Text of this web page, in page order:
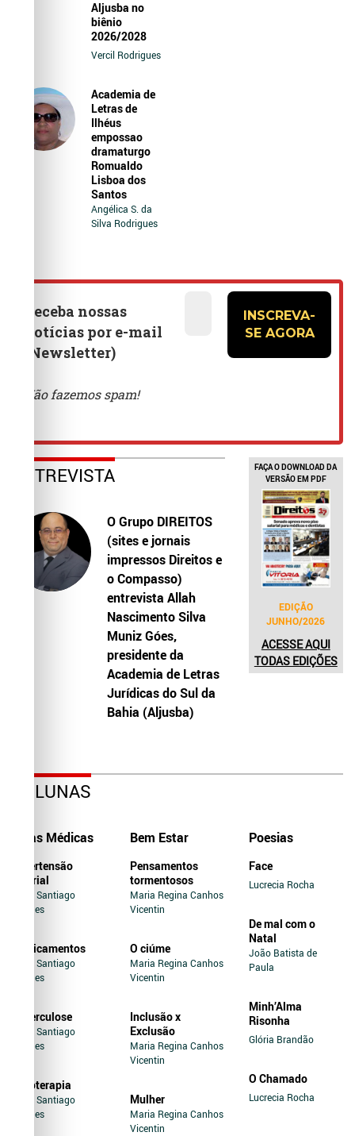
Aljusba no
biênio
2026/2028
Vercil Rodrigues
Academia de
Letras de
Ilhéus
empossao
dramaturgo
Romualdo
Lisboa dos
Santos
Angélica S. da
Silva Rodrigues
ENTREVISTA
O Grupo DIREITOS
(sites e jornais
impressos Direitos e
o Compasso)
entrevista Allah
Nascimento Silva
Muniz Góes,
presidente da
Academia de Letras
Jurídicas do Sul da
Bahia (Aljusba)
FAÇA O DOWNLOAD DA
VERSÃO EM PDF
EDIÇÃO
JUNHO/2026
ACESSE AQUI
TODAS EDIÇÕES
COLUNAS
Dicas Médicas
Hipertensão
Arterial
Jairo Santiago
Novaes
Medicamentos
Jairo Santiago
Novaes
Tuberculose
Jairo Santiago
Novaes
Soroterapia
Jairo Santiago
Novaes
Bem Estar
Pensamentos
tormentosos
Maria Regina Canhos
Vicentin
O ciúme
Maria Regina Canhos
Vicentin
Inclusão x
Exclusão
Maria Regina Canhos
Vicentin
Mulher
Maria Regina Canhos
Vicentin
Poesias
Face
Lucrecia Rocha
De mal com o
Natal
João Batista de
Paula
Minh’Alma
Risonha
Glória Brandão
O Chamado
Lucrecia Rocha